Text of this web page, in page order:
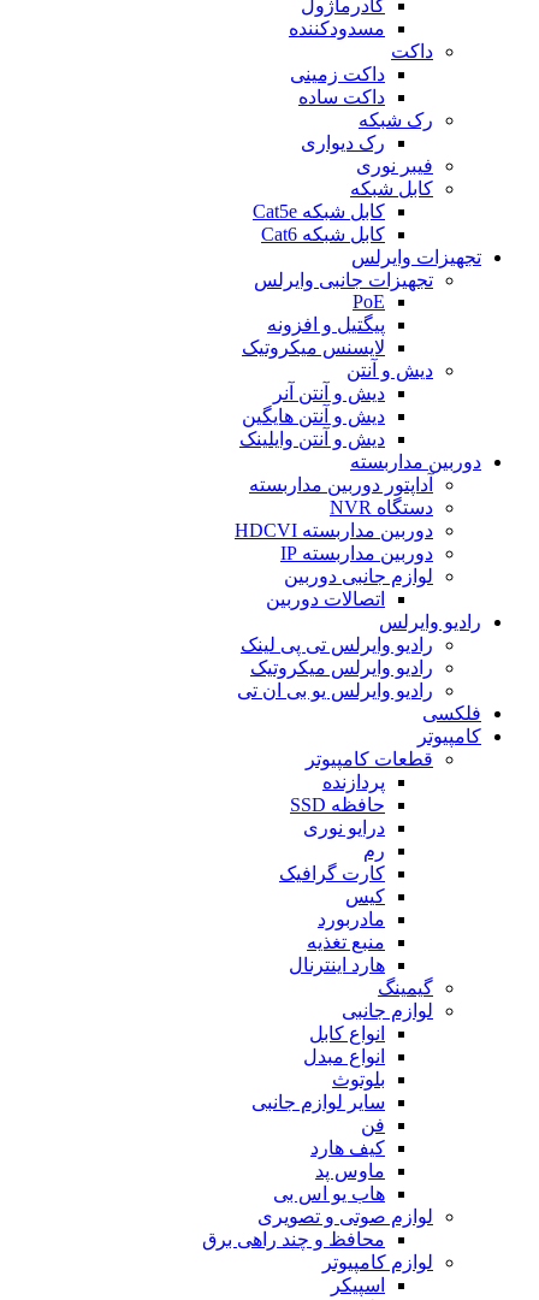
کادرماژول
مسدودکننده
داکت
داکت زمینی
داکت ساده
رک شبکه
رک دیواری
فیبر نوری
کابل شبکه
کابل شبکه Cat5e
کابل شبکه Cat6
تجهیزات وایرلس
تجهیزات جانبی وایرلس
PoE
پيگتيل و افزونه
لایسنس میکروتیک
دیش و آنتن
دیش و آنتن آنر
دیش و آنتن هایگین
دیش و آنتن وایلینک
دوربین مداربسته
آداپتور دوربین مداربسته
دستگاه NVR
دوربین مداربسته HDCVI
دوربین مداربسته IP
لوازم جانبی دوربین
اتصالات دوربین
رادیو وایرلس
رادیو وایرلس تی پی لینک
رادیو وایرلس میکروتیک
رادیو وایرلس یو بی ان تی
فلکسی
کامپیوتر
قطعات کامپیوتر
پردازنده
حافظه SSD
درایو نوری
رم
کارت گرافیک
کیس
مادربورد
منبع تغذیه
هارد اینترنال
گیمینگ
لوازم جانبی
انواع کابل
انواع مبدل
بلوتوث
سایر لوازم جانبی
فن
کیف هارد
ماوس پد
هاب یو اس بی
لوازم صوتی و تصویری
محافظ و چند راهی برق
لوازم کامپیوتر
اسپیکر